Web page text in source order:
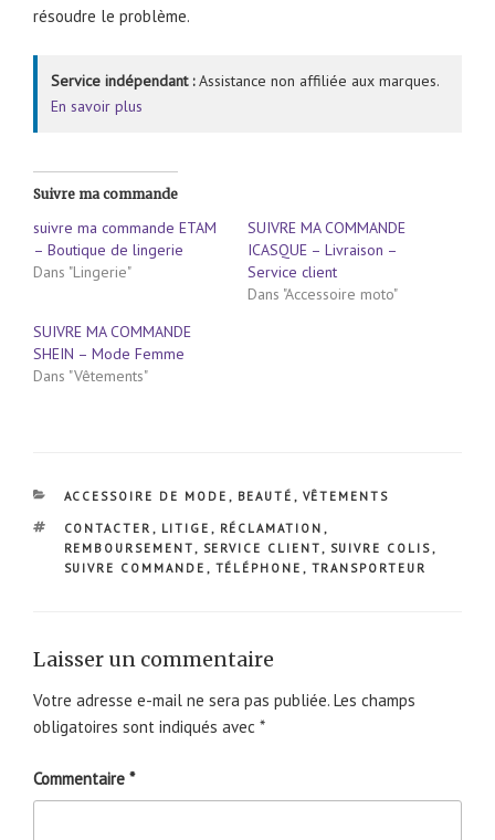
résoudre le problème.
Service indépendant :Assistance non affiliée aux marques.
En savoir plus
Suivre ma commande
suivre ma commande ETAM
– Boutique de lingerie
Dans "Lingerie"
SUIVRE MA COMMANDE
ICASQUE – Livraison –
Service client
Dans "Accessoire moto"
SUIVRE MA COMMANDE
SHEIN – Mode Femme
Dans "Vêtements"
CATÉGORIES
ACCESSOIRE DE MODE , BEAUTÉ , VÊTEMENTS
ÉTIQUETTES
CONTACTER , LITIGE , RÉCLAMATION ,
REMBOURSEMENT, SERVICE CLIENT, SUIVRE COLIS,
SUIVRE COMMANDE , TÉLÉPHONE , TRANSPORTEUR
Laisser un commentaire
Votre adresse e-mail ne sera pas publiée. Les champs
obligatoires sont indiqués avec *
Commentaire *